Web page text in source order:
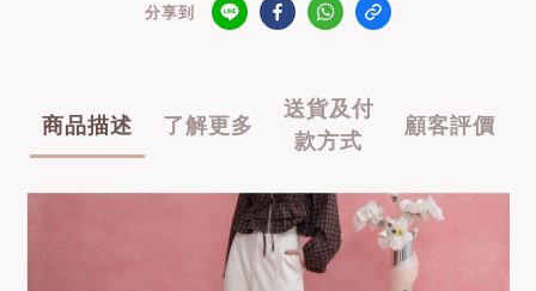
分享到
商品描述 了解更多
送貨及付
款方式
顧客評價